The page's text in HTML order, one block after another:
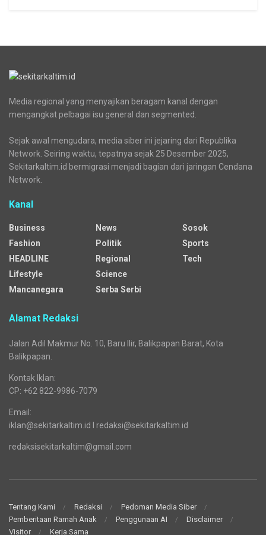
Media regional yang menyajikan beragam kanal dengan
mengangkat pelbagai isu general dan segmented.
Sejak awal mengudara, media siber ini jejaring dari Republika
Network. Seiring waktu, tepatnya sejak 25 Desember 2025,
Sekitarkaltim.id bermigrasi menjadi bagian dari jaringan Cendana
Network.
Kanal
Business
Fashion
HEADLINE
Lifestyle
Mancanegara
News
Politik
Regional
Science
Serba Serbi
Sosok
Sports
Tech
Alamat Redaksi
Jalan Adil Makmur No. 10, Baru Ilir, Balikpapan Barat, Kota
Balikpapan.
Kontak Iklan:
CP: +62 822-9986-7079
Email:
iklan@sekitarkaltim.id I redaksi@sekitarkaltim.id
redaksisekitarkaltim@gmail.com
Tentang Kami Redaksi
Pedoman Media Siber
Pemberitaan Ramah Anak
Penggunaan AI
Disclaimer
Visitor
Kerja Sama